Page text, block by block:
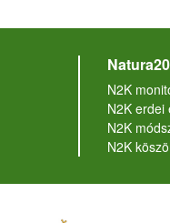
N2K
N2K erdei
N2K
N2K